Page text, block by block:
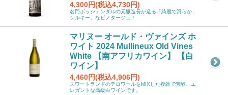
4,300円(税込4,730円)
名門ボッシェンダルの元醸造長が造る「綺麗で滑らか、
シルキー」なピノタージュ！
マリヌー オールド・ヴァインズ ホ
ワイト 2024 Mullineux Old Vines
White 【南アフリカワイン】 【白
ワイン】
4,460円(税込4,906円)
スワートランドのテロワールをMIXした複雑で芳醇、エ
レガントな高級白ワインです。